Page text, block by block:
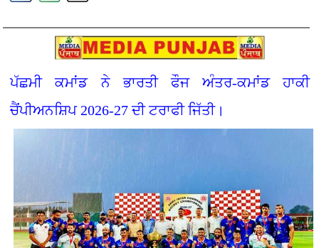
ਪੱਛਮੀ ਕਮਾਂਡ ਨੇ ਭਾਰਤੀ ਫੌਜ ਅੰਤਰ-ਕਮਾਂਡ ਹਾਕੀ
ਚੈਂਪੀਅਨਸ਼ਿਪ 2026-27 ਦੀ ਟਰਾਫੀ ਜਿੱਤੀ।